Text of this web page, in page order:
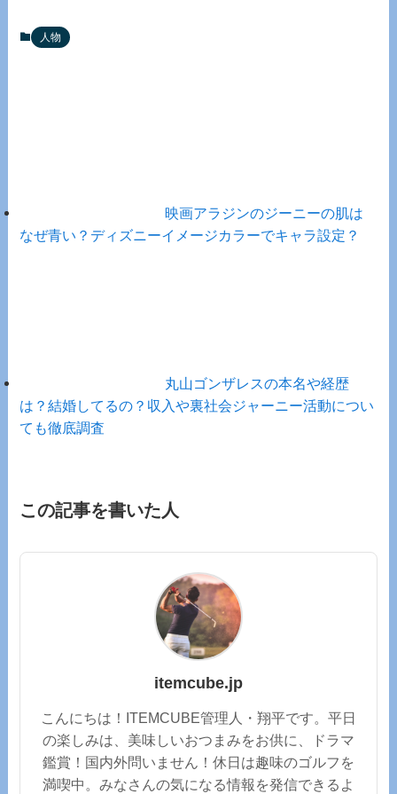
人物
映画アラジンのジーニーの肌は
なぜ青い？ディズニーイメージカラーでキャラ設定？
丸山ゴンザレスの本名や経歴
は？結婚してるの？収入や裏社会ジャーニー活動につい
ても徹底調査
この記事を書いた人
itemcube.jp
こんにちは！ITEMCUBE管理人・翔平です。平日
の楽しみは、美味しいおつまみをお供に、ドラマ
鑑賞！国内外問いません！休日は趣味のゴルフを
満喫中。みなさんの気になる情報を発信できるよ